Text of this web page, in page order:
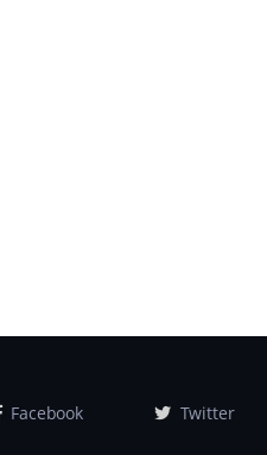
Facebook Twitter